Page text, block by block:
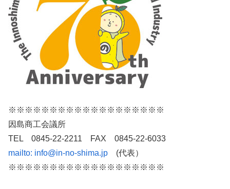
※※※※※※※※※※※※※※※※※※※
因島商工会議所
TEL 0845-22-2211 FAX 0845-22-6033
mailto: info@in-no-shima.jp (代表）
※※※※※※※※※※※※※※※※※※※